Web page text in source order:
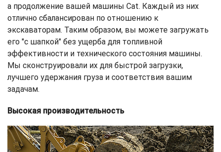
а продолжение вашей машины Cat. Каждый из них
отлично сбалансирован по отношению к
экскаваторам. Таким образом, вы можете загружать
его "с шапкой" без ущерба для топливной
эффективности и технического состояния машины.
Мы сконструировали их для быстрой загрузки,
лучшего удержания груза и соответствия вашим
задачам.
Высокая производительность